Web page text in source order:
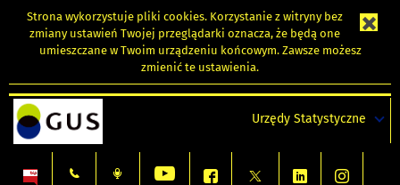
Strona wykorzystuje pliki cookies. Korzystanie z witryny bez
zmiany ustawień Twojej przeglądarki oznacza, że będą one
umieszczane w Twoim urządzeniu końcowym. Zawsze możesz
zmienić te ustawienia.
Urzędy Statystyczne